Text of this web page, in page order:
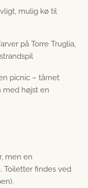
mulig kø til
på Torre Truglia,
picnic – tårnet
med højst en
men en
Toiletter findes ved